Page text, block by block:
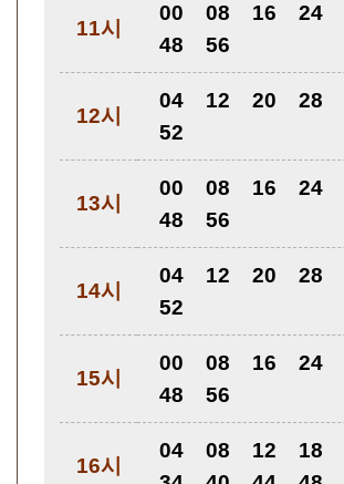
11시
00 08 16 24
48
56
12시
04 12 20 28
52
13시
00 08 16 24
48
56
14시
04 12 20 28
52
15시
00 08 16 24
48
56
16시
04 08 12 18